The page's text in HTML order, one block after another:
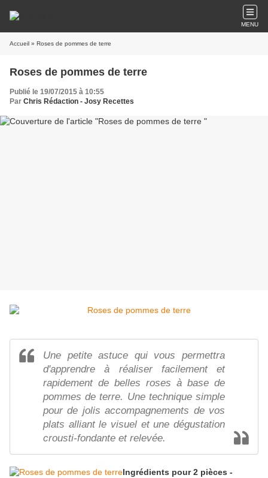
MENU
Accueil » Roses de pommes de terre
Roses de pommes de terre
Publié le 19/07/2015 à 10:55
Par Chris Rédaction - Josy Recettes
Une petite astuce qui vous permettra
d'apprendre à réaliser facilement et
rapidement de belles roses à base de
pommes de terre. Une technique simple
pour de jolis accompagnements de vos
plats alliant le visuel et une dégustation
crousti-fondante et relevée.
Ingrédients pour 2 pièces -